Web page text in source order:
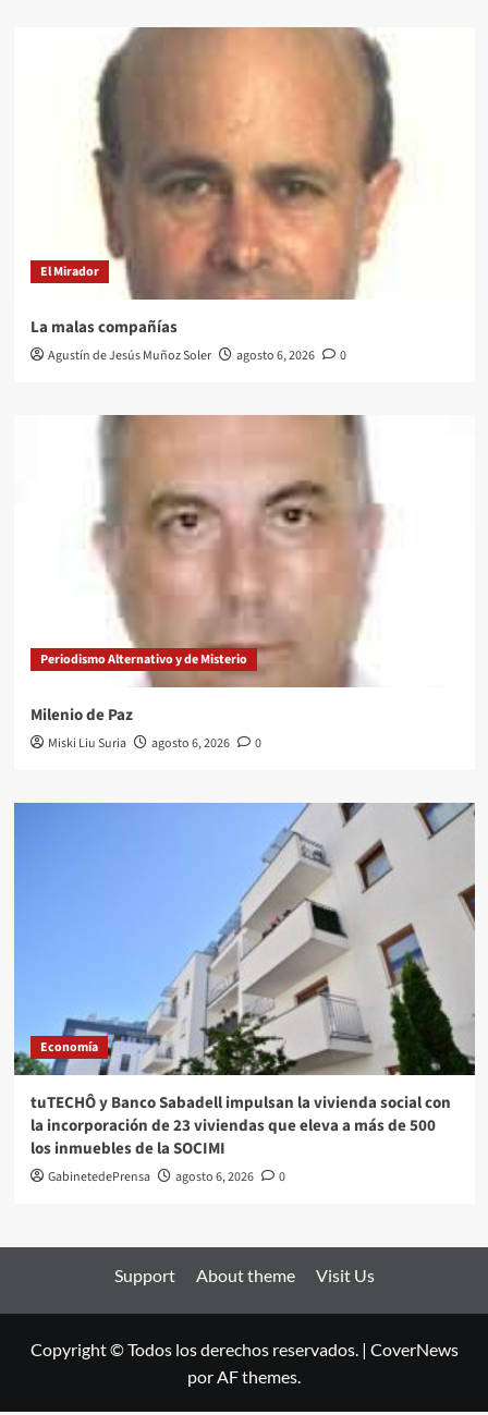
El Mirador
La malas compañías
Agustín de Jesús Muñoz Soler agosto 6, 2026 0
Periodismo Alternativo y de Misterio
Milenio de Paz
Miski Liu Suria agosto 6, 2026 0
Economía
tuTECHÔ y Banco Sabadell impulsan la vivienda social con
la incorporación de 23 viviendas que eleva a más de 500
los inmuebles de la SOCIMI
GabinetedePrensa agosto 6, 2026 0
Support About theme Visit Us
Copyright © Todos los derechos reservados. | CoverNews
por AF themes.